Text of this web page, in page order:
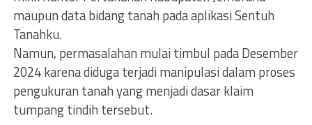
maupun data bidang tanah pada aplikasi Sentuh
Tanahku.
Namun, permasalahan mulai timbul pada Desember
2024 karena diduga terjadi manipulasi dalam proses
pengukuran tanah yang menjadi dasar klaim
tumpang tindih tersebut.